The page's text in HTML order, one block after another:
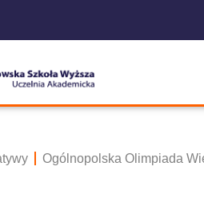
Ogólnopolska Olimpiada